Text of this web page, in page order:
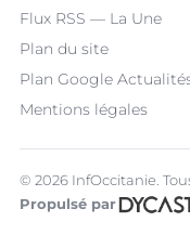
Flux RSS — La Une
Plan du site
Plan Google
Mentions légales
© 2026 InfOccitanie.
Propulsé par